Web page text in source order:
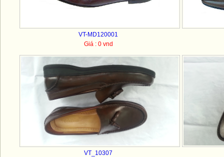
VT-MD120001
Giá : 0 vnd
VT_10307